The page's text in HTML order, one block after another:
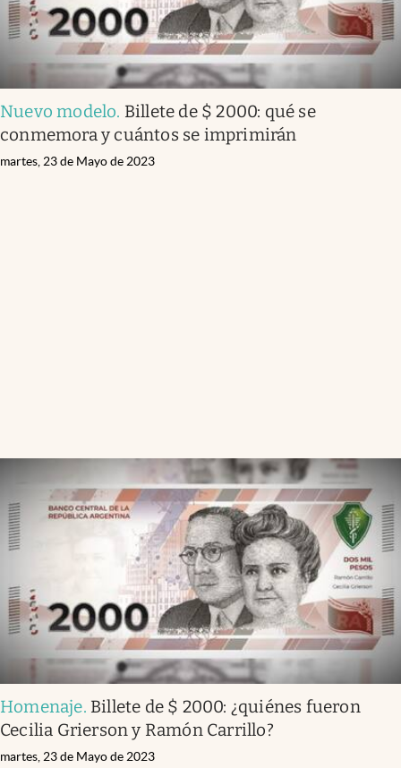
Nuevo modelo. Billete de $ 2000: qué se
conmemora y cuántos se imprimirán
martes, 23 de Mayo de 2023
Homenaje. Billete de $ 2000: ¿quiénes fueron
Cecilia Grierson y Ramón Carrillo?
martes, 23 de Mayo de 2023